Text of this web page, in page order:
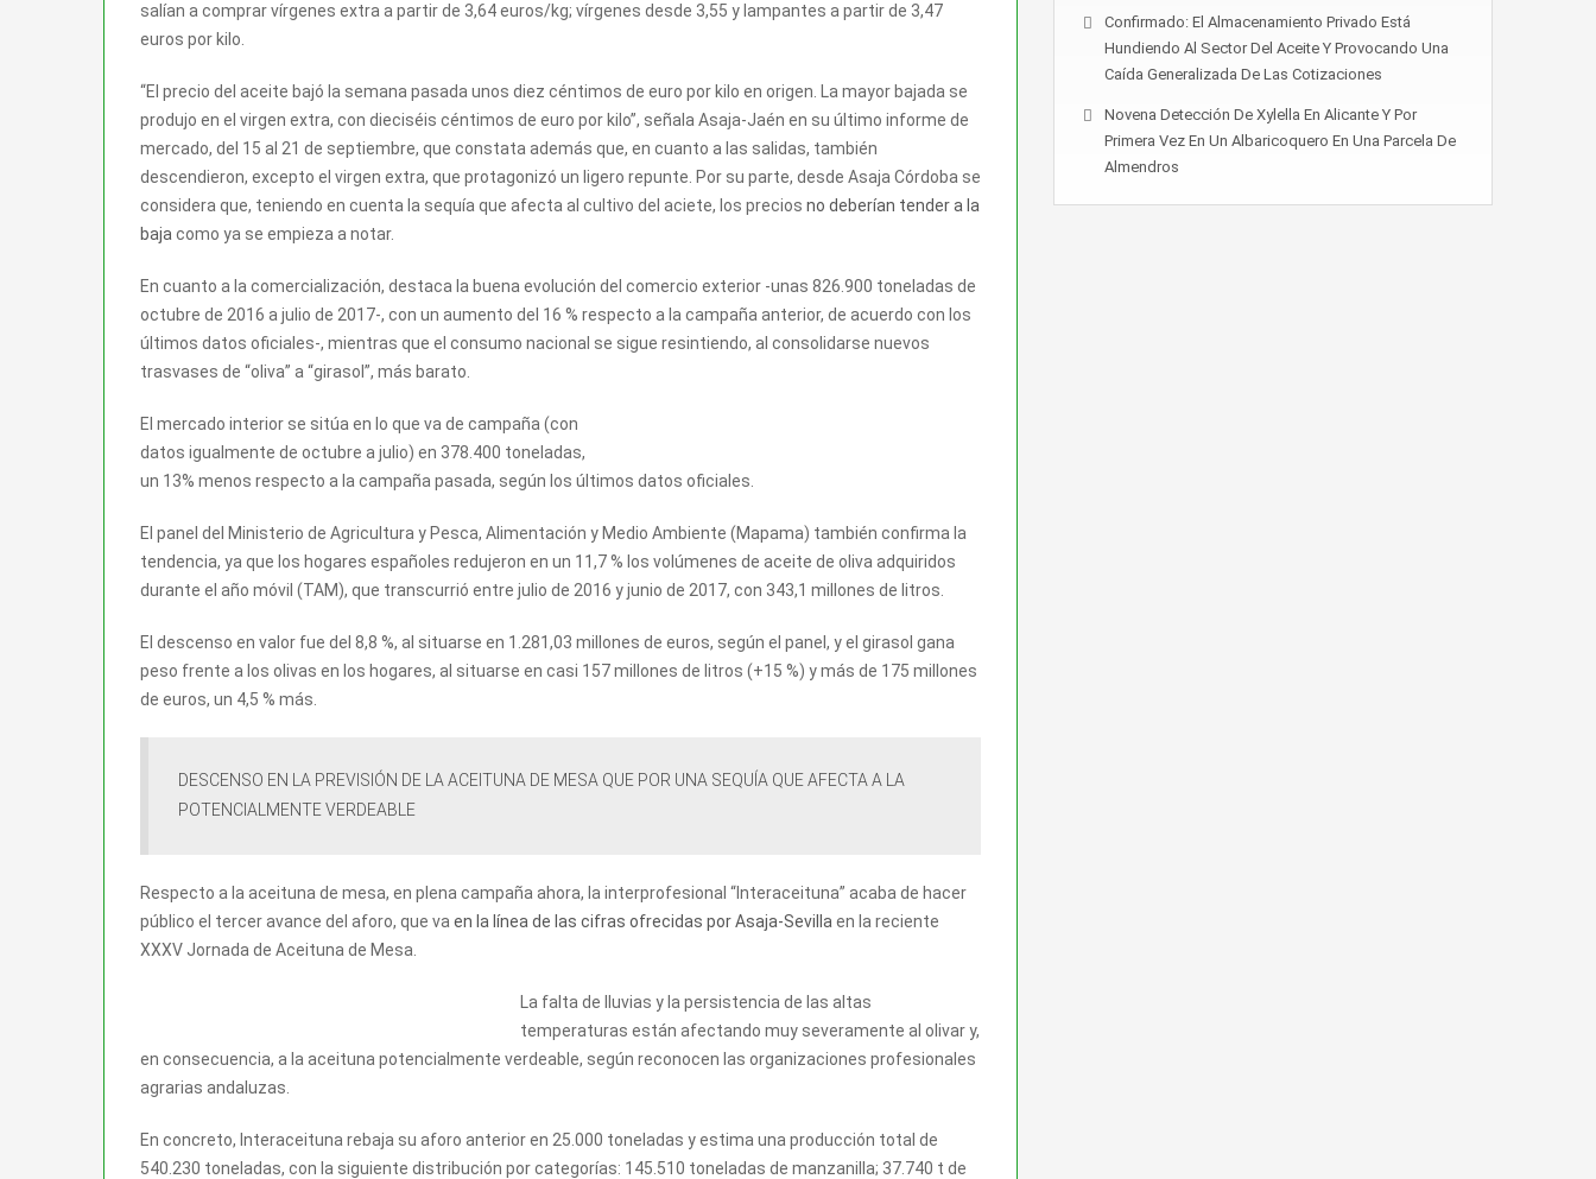
salían a comprar vírgenes extra a partir de 3,64 euros/kg; vírgenes desde 3,55 y lampantes a partir de 3,47
euros por kilo.
“El precio del aceite bajó la semana pasada unos diez céntimos de euro por kilo en origen. La mayor bajada se
produjo en el virgen extra, con dieciséis céntimos de euro por kilo”, señala Asaja-Jaén en su último informe de
mercado, del 15 al 21 de septiembre, que constata además que, en cuanto a las salidas, también
descendieron, excepto el virgen extra, que protagonizó un ligero repunte. Por su parte, desde Asaja Córdoba se
considera que, teniendo en cuenta la sequía que afecta al cultivo del aciete, los precios no deberían tender a la
baja como ya se empieza a notar.
En cuanto a la comercialización, destaca la buena evolución del comercio exterior -unas 826.900 toneladas de
octubre de 2016 a julio de 2017-, con un aumento del 16 % respecto a la campaña anterior, de acuerdo con los
últimos datos oficiales-, mientras que el consumo nacional se sigue resintiendo, al consolidarse nuevos
trasvases de “oliva” a “girasol”, más barato.
El mercado interior se sitúa en lo que va de campaña (con
datos igualmente de octubre a julio) en 378.400 toneladas,
un 13% menos respecto a la campaña pasada, según los últimos datos oficiales.
El panel del Ministerio de Agricultura y Pesca, Alimentación y Medio Ambiente (Mapama) también confirma la
tendencia, ya que los hogares españoles redujeron en un 11,7 % los volúmenes de aceite de oliva adquiridos
durante el año móvil (TAM), que transcurrió entre julio de 2016 y junio de 2017, con 343,1 millones de litros.
El descenso en valor fue del 8,8 %, al situarse en 1.281,03 millones de euros, según el panel, y el girasol gana
peso frente a los olivas en los hogares, al situarse en casi 157 millones de litros (+15 %) y más de 175 millones
de euros, un 4,5 % más.
DESCENSO EN LA PREVISIÓN DE LA ACEITUNA DE MESA QUE POR UNA SEQUÍA QUE AFECTA A LA
POTENCIALMENTE VERDEABLE
Respecto a la aceituna de mesa, en plena campaña ahora, la interprofesional “Interaceituna” acaba de hacer
público el tercer avance del aforo, que va en la línea de las cifras ofrecidas por Asaja-Sevilla en la reciente
XXXV Jornada de Aceituna de Mesa.
La falta de lluvias y la persistencia de las altas
temperaturas están afectando muy severamente al olivar y,
en consecuencia, a la aceituna potencialmente verdeable, según reconocen las organizaciones profesionales
agrarias andaluzas.
En concreto, Interaceituna rebaja su aforo anterior en 25.000 toneladas y estima una producción total de
540.230 toneladas, con la siguiente distribución por categorías: 145.510 toneladas de manzanilla; 37.740 t de
Confirmado: El Almacenamiento Privado Está
Hundiendo Al Sector Del Aceite Y Provocando Una
Caída Generalizada De Las Cotizaciones
Novena Detección De Xylella En Alicante Y Por
Primera Vez En Un Albaricoquero En Una Parcela De
Almendros